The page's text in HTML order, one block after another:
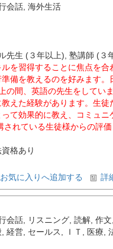
会話, 海外生活
先生 (３年以上), 塾講師 (３
を習得することに焦点を合
備を教えるのを好みます。
の間、英語の先生をしてい
えた経験があります。生徒
て効果的に教え、コミュニ
れている生徒様からの評価
格あり
お気に入りへ追加する 詳
会話, リスニング, 読解, 作文
, 経営, セールス ＩＴ 医療